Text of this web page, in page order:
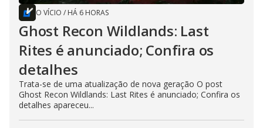
O VÍCIO / HÁ 6 HORAS
Ghost Recon Wildlands: Last
Rites é anunciado; Confira os
detalhes
Trata-se de uma atualização de nova geração O post
Ghost Recon Wildlands: Last Rites é anunciado; Confira os
detalhes apareceu...